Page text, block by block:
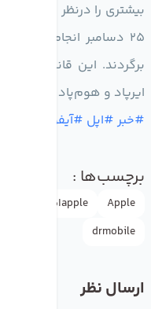
برگردند. این قانون برای
ایرپاد و هوم‌پاد مینی اجرا
#خبر #اپل #آیفون13
برچسب‌ها :
Apple appleاپل
drmobile
ارسال نظر